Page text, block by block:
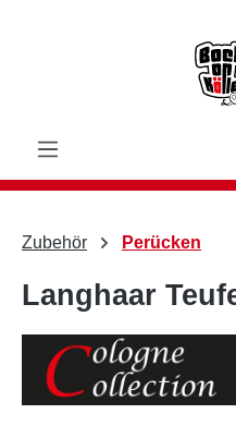
Zubehör Perücken
Langhaar